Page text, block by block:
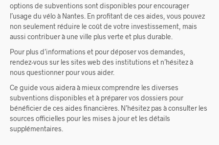
options de subventions sont disponibles pour encourager
l’usage du vélo à Nantes. En profitant de ces aides, vous pouvez
non seulement réduire le coût de votre investissement, mais
aussi contribuer à une ville plus verte et plus durable.
Pour plus d’informations et pour déposer vos demandes,
rendez-vous sur les sites web des institutions et n’hésitez à
nous questionner pour vous aider.
Ce guide vous aidera à mieux comprendre les diverses
subventions disponibles et à préparer vos dossiers pour
bénéficier de ces aides financières. N’hésitez pas à consulter les
sources officielles pour les mises à jour et les détails
supplémentaires.